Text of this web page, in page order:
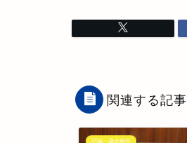
関連する記事
討論・議会報告